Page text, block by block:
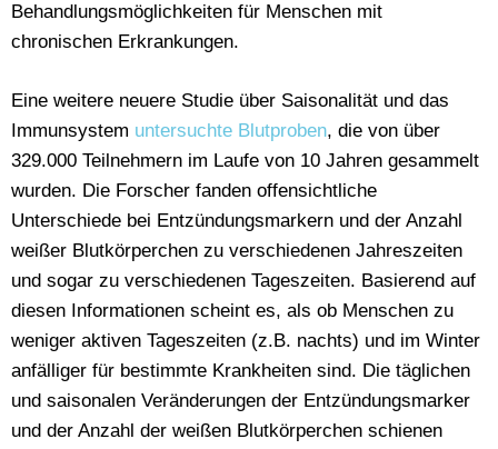
Behandlungsmöglichkeiten für Menschen mit
chronischen Erkrankungen.
Eine weitere neuere Studie über Saisonalität und das
Immunsystem untersuchte Blutproben, die von über
329.000 Teilnehmern im Laufe von 10 Jahren gesammelt
wurden. Die Forscher fanden offensichtliche
Unterschiede bei Entzündungsmarkern und der Anzahl
weißer Blutkörperchen zu verschiedenen Jahreszeiten
und sogar zu verschiedenen Tageszeiten. Basierend auf
diesen Informationen scheint es, als ob Menschen zu
weniger aktiven Tageszeiten (z.B. nachts) und im Winter
anfälliger für bestimmte Krankheiten sind. Die täglichen
und saisonalen Veränderungen der Entzündungsmarker
und der Anzahl der weißen Blutkörperchen schienen